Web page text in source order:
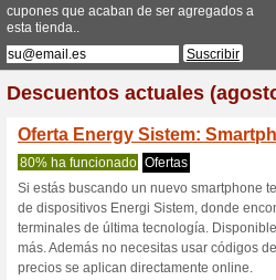
Tiendas
Inicio>E>
3 ofertas